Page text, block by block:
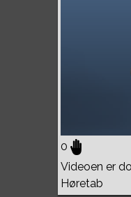
0
Videoen er
Høretab